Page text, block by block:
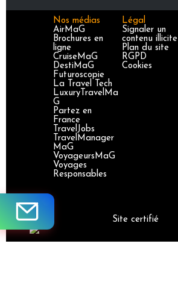
Nos médias
AirMaG
Brochures en
ligne
CruiseMaG
DestiMaG
Futuroscopie
La Travel Tech
LuxuryTravelMa
G
Partez en
France
TravelJobs
TravelManager
MaG
VoyageursMaG
Voyages
Responsables
Légal
Signaler un
contenu illicite
Plan du site
RGPD
Cookies
Site certifié